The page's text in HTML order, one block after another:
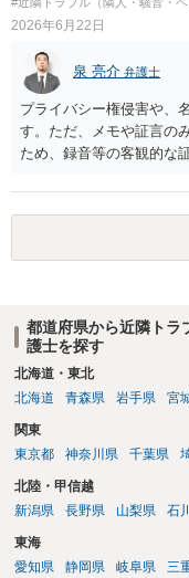
2026年6月22日
泉 亮介 弁護士
プライバシー権侵害や、
す。ただ、メモや証言の
ため、録音等の客観的な
都道府県から近隣トラ
護士を探す
北海道・東北
北海道
青森県 岩手県 宮
関東
東京都
神奈川県 千葉県
北陸・甲信越
新潟県
長野県 山梨県 石
東海
愛知県
静岡県 岐阜県 三